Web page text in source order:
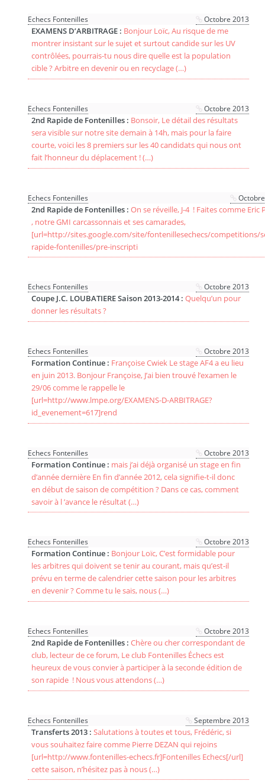
Echecs Fontenilles Octobre 2013
EXAMENS D’ARBITRAGE : Bonjour Loïc, Au risque de me
montrer insistant sur le sujet et surtout candide sur les UV
contrôlées, pourrais-tu nous dire quelle est la population
cible ? Arbitre en devenir ou en recyclage (…)
Echecs Fontenilles Octobre 2013
2nd Rapide de Fontenilles : Bonsoir, Le détail des résultats
sera visible sur notre site demain à 14h, mais pour la faire
courte, voici les 8 premiers sur les 40 candidats qui nous ont
fait l’honneur du déplacement ! (…)
Echecs Fontenilles
2nd Rapide de Fontenilles :On se réveille, J-4 ! Faites comme Eric PRIE
, notre GMI carcassonnais et ses camarades,
[url=http://sites.google.com/site/fontenillesechecs/competitions/
rapide-fontenilles/pre-inscripti
Echecs Fontenilles Octobre 2013
Coupe J.C. LOUBATIERE Saison 2013-2014 :Quelqu’un pour
donner les résultats ?
Echecs Fontenilles Octobre 2013
Formation Continue : Françoise Cwiek Le stage AF4 a eu lieu
en juin 2013. Bonjour Françoise, J’ai bien trouvé l’examen le
29/06 comme le rappelle le
[url=http://www.lmpe.org/EXAMENS-D-ARBITRAGE?
id_evenement=617]rend
Echecs Fontenilles Octobre 2013
Formation Continue : mais j’ai déjà organisé un stage en fin
d’année dernière En fin d’année 2012, cela signifie-t-il donc
en début de saison de compétition ? Dans ce cas, comment
savoir à l ’avance le résultat (…)
Echecs Fontenilles Octobre 2013
Formation Continue : Bonjour Loïc, C’est formidable pour
les arbitres qui doivent se tenir au courant, mais qu’est-il
prévu en terme de calendrier cette saison pour les arbitres
en devenir ? Comme tu le sais, nous (…)
Echecs Fontenilles Octobre 2013
2nd Rapide de Fontenilles :Chère ou cher correspondant de
club, lecteur de ce forum, Le club Fontenilles Échecs est
heureux de vous convier à participer à la seconde édition de
son rapide ! Nous vous attendons (…)
Echecs Fontenilles Septembre 2013
Transferts 2013 :Salutations à toutes et tous, Frédéric, si
vous souhaitez faire comme Pierre DEZAN qui rejoins
[url=http://www.fontenilles-echecs.fr]Fontenilles Echecs[/url]
cette saison, n’hésitez pas à nous (…)